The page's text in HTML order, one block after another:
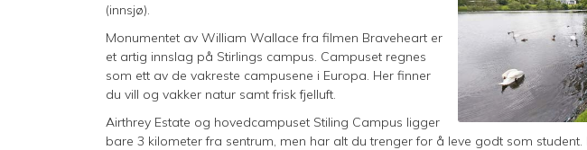
(innsjø).
Monumentet av William Wallace fra filmen Braveheart er
et artig innslag på Stirlings campus. Campuset regnes
som ett av de vakreste campusene i Europa. Her finner
du vill og vakker natur samt frisk fjelluft.
Airthrey Estate og hovedcampuset Stiling Campus ligger
bare 3 kilometer fra sentrum, men har alt du trenger for å leve godt som